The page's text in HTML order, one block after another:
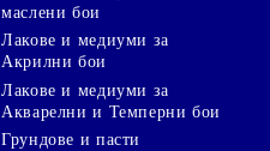
маслени бои
Лакове и медиуми за
Акрилни бои
Лакове и медиуми за
Акварелни и Темперни бои
Грундове и пасти